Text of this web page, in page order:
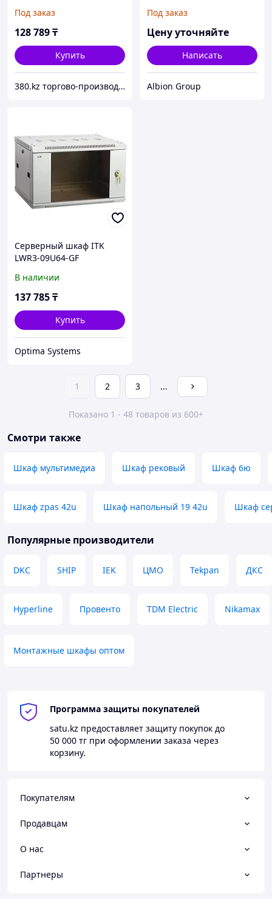
вентилятора черный
Под заказ
128 789₸
Купить
380.kz торгово-производственная компания (ТОО "AilinEX" юр. лицо)
Под заказ
Цену уточняйте
Написать
Albion Group
Серверный шкаф ITK
LWR3-09U64-GF
В наличии
137 785₸
Купить
Optima Systems
1 2 3 ...
Показано 1 - 48 товаров из 600+
Смотри также
Шкаф мультимедиа Шкаф рековый Шкаф 6ю
Шкаф zpas 42u Шкаф напольный 19 42u Шкаф
Популярные производители
DKC SHIP IEK ЦМО Tekpan ДКС
Hyperline Провенто TDM Electric Nikamax
Монтажные шкафы оптом
Программа защиты покупателей
satu.kz предоставляет защиту покупок до
50 000 тг при оформлении заказа через
корзину.
Покупателям
Продавцам
О нас
Партнеры